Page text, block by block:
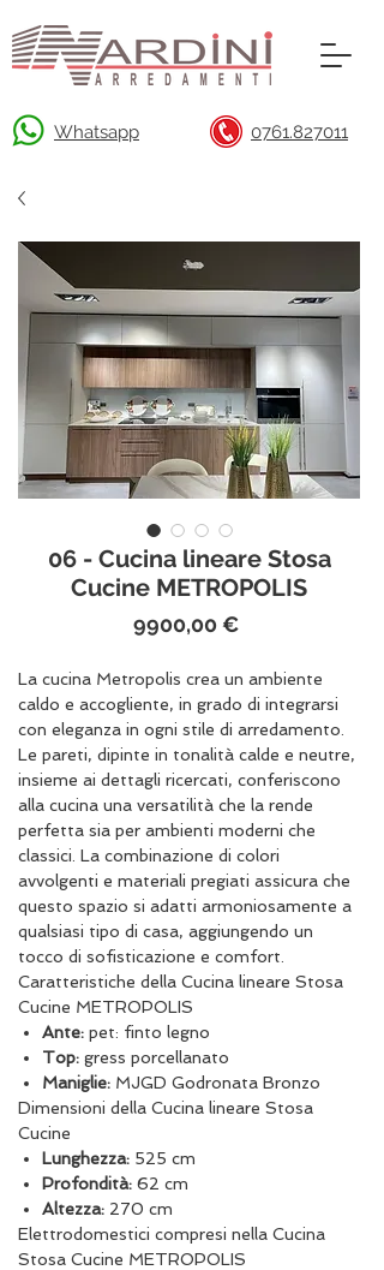
Whatsapp 0761.827011
06 - Cucina lineare Stosa
Cucine METROPOLIS
9900,00 €Prezzo
La cucina Metropolis crea un ambiente
caldo e accogliente, in grado di integrarsi
con eleganza in ogni stile di arredamento.
Le pareti, dipinte in tonalità calde e neutre,
insieme ai dettagli ricercati, conferiscono
alla cucina una versatilità che la rende
perfetta sia per ambienti moderni che
classici. La combinazione di colori
avvolgenti e materiali pregiati assicura che
questo spazio si adatti armoniosamente a
qualsiasi tipo di casa, aggiungendo un
tocco di sofisticazione e comfort.
Caratteristiche della Cucina lineare Stosa
Cucine METROPOLIS
Ante: pet: finto legno
Top: gress porcellanato
Maniglie: MJGD Godronata Bronzo
Dimensioni della Cucina lineare Stosa
Cucine
Lunghezza: 525 cm
Profondità: 62 cm
Altezza: 270 cm
Elettrodomestici compresi nella Cucina
Stosa Cucine METROPOLIS